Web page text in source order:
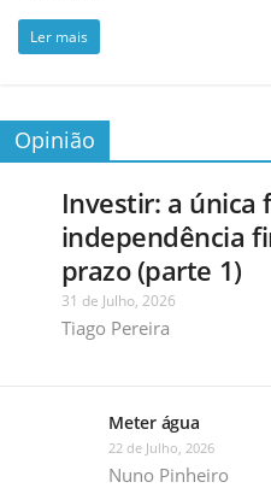
Ler mais
Opinião
Investir: a única
independência
prazo (parte 1)
31 de Julho, 2026
Tiago Pereira
Meter água
22 de Julho, 2026
Nuno Pinheiro